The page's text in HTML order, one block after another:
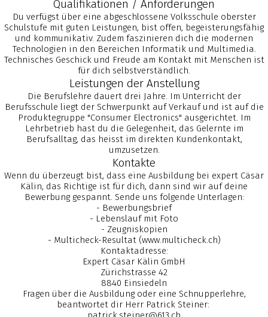
RAUMAKUSTIK SMART
HOME
2026
HILFE-KURS:
BLS-AED-
SRC
KOMPLETT
(GUIDELINES
2026)
7
JANUAR
2026
TONTECHNIK-
KURS MMTS:
BESCHALLUNG AN
LIVE-
VERANSTALTUNGEN
22
DEZEMBER
2025
VORBEREITUNGSKURS
FÜR DIE PRAKTISCHE
LEHRABSCHLUSSPRÜFUNG
– DETAILHANDEL
2
DEZEMBER
2025
BRANCHENFRÜHSTÜCK
AN DER ISE 2026
7
MAI
2025
MMTS AN
2025
Qualifikationen / Anforderungen
Du verfügst über eine abgeschlossene Volksschule oberster
Schulstufe mit guten Leistungen, bist offen, begeisterungsfähig
und kommunikativ. Zudem faszinieren dich die modernen
Technologien in den Bereichen Informatik und Multimedia.
Technisches Geschick und Freude am Kontakt mit Menschen ist
für dich selbstverständlich.
Leistungen der Anstellung
Die Berufslehre dauert drei Jahre. Im Unterricht der
Berufsschule liegt der Schwerpunkt auf Verkauf und ist auf die
Produktegruppe "Consumer Electronics" ausgerichtet. Im
Lehrbetrieb hast du die Gelegenheit, das Gelernte im
Berufsalltag, das heisst im direkten Kundenkontakt,
umzusetzen.
Kontakte
Wenn du überzeugt bist, dass eine Ausbildung bei expert Cäsar
Kälin, das Richtige ist für dich, dann sind wir auf deine
Bewerbung gespannt. Sende uns folgende Unterlagen:
- Bewerbungsbrief
- Lebenslauf mit Foto
- Zeugniskopien
- Multicheck-Resultat (www.multicheck.ch)
Kontaktadresse:
Expert Cäsar Kälin GmbH
Zürichstrasse 42
8840 Einsiedeln
Fragen über die Ausbildung oder eine Schnupperlehre,
beantwortet dir Herr Patrick Steiner: